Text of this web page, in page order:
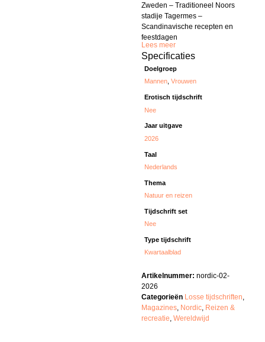
Zweden – Traditioneel Noors
stadije Tagermes –
Scandinavische recepten en
feestdagen
Lees meer
Specificaties
Doelgroep
Mannen,Vrouwen
Erotisch tijdschrift
Nee
Jaar uitgave
2026
Taal
Nederlands
Thema
Natuur en reizen
Tijdschrift set
Nee
Type tijdschrift
Kwartaalblad
Artikelnummer: nordic-02-
2026
Categorieën Losse tijdschriften,
Magazines, Nordic, Reizen &
recreatie, Wereldwijd